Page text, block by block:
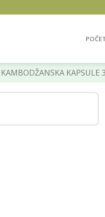
KAPSULE